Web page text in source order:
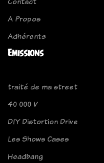
A Propos
Adhérents
Emissions
traité de ma street
40 000 V
DIY Distortion Drive
Les Shows Cases
Headbang